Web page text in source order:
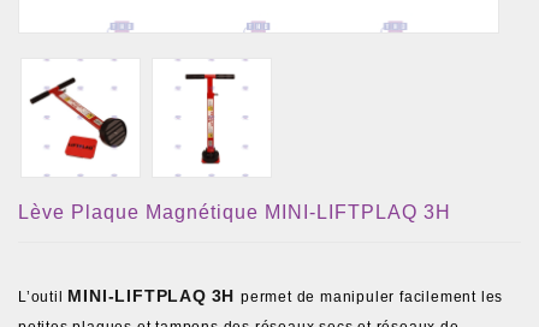
Lève Plaque Magnétique MINI-LIFTPLAQ 3H
L’outil MINI-LIFTPLAQ 3Hpermet de manipuler facilement les